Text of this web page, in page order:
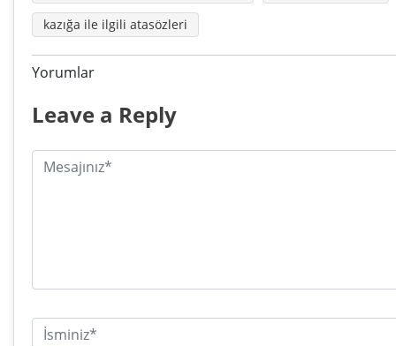
kazığa ile ilgili atasözleri
Yorumlar
Leave a Reply